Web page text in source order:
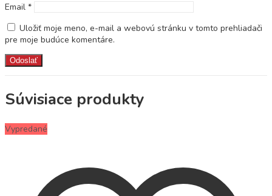
Email *
Uložiť moje meno, e-mail a webovú stránku v tomto prehliadači
pre moje budúce komentáre.
Súvisiace produkty
Vypredané